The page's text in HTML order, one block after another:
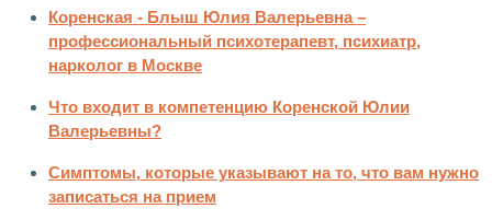
Коренская - Блыш Юлия Валерьевна –
профессиональный психотерапевт, психиатр,
нарколог в Москве
Что входит в компетенцию Коренской Юлии
Валерьевны?
Симптомы, которые указывают на то, что вам нужно
записаться на прием